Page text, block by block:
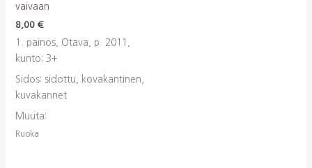
vaivaan
8,00 €
1. painos, Otava, p. 2011,
kunto: 3+
Sidos: sidottu, kovakantinen,
kuvakannet
Muuta:
Ruoka